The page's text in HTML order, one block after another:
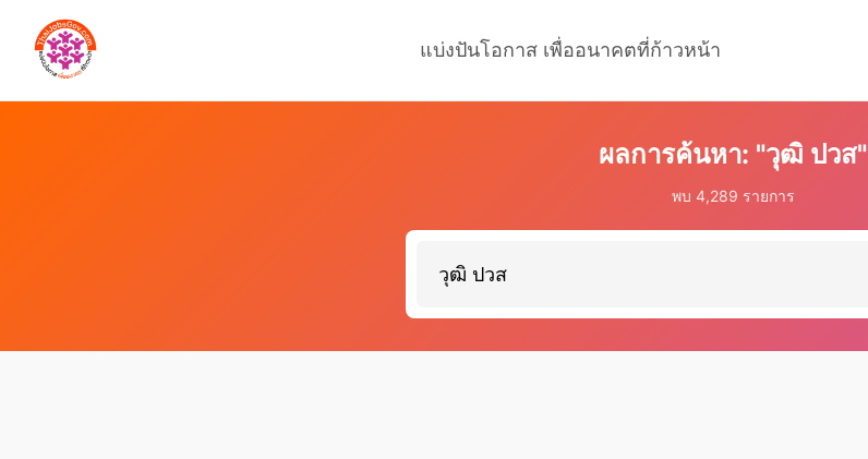
แบ่งปันโอกาส เพื่ออนาคตที่ก้าวหน้า
ผลการค้นหา: "วุฒิ ปวส"
พบ 4,289 รายการ